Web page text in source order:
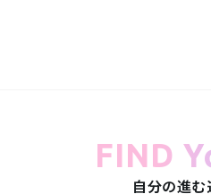
FIND
自分の進